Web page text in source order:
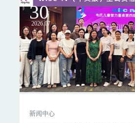
30
2026.07
新闻中心